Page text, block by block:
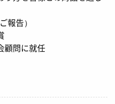
報告）
顧問に就任